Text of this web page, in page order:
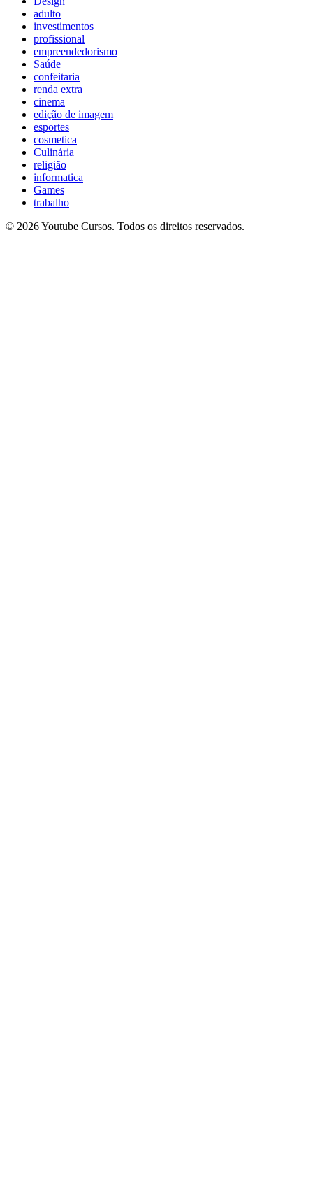
adulto
investimentos
profissional
empreendedorismo
Saúde
confeitaria
renda extra
cinema
edição de imagem
esportes
cosmetica
Culinária
religião
informatica
Games
trabalho
© 2026 Youtube Cursos. Todos os direitos reservados.